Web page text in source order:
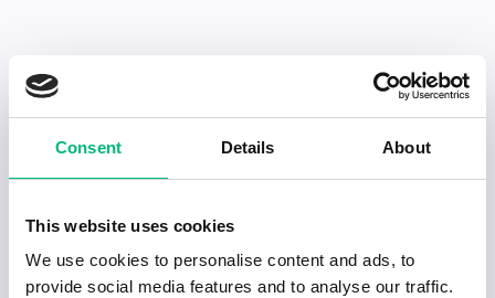
Consent Details About
This website uses cookies
We use cookies to personalise content and ads, to
provide social media features and to analyse our traffic.
Senaste publiceringarna i Jobbnytt
Visa fler artiklar